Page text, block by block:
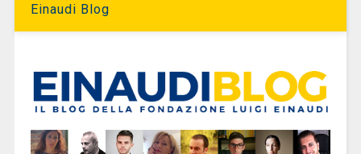
Einaudi Blog